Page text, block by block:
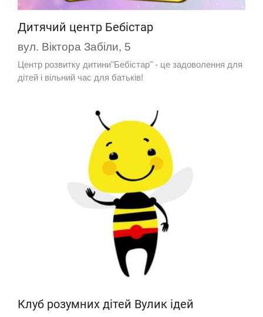
Дитячий центр Бебістар
вул. Віктора Забіли, 5
​Центр розвитку дитини"Бебістар" - це задоволення для
дітей і вільний час для батьків!
Клуб розумних дітей Вулик ідей